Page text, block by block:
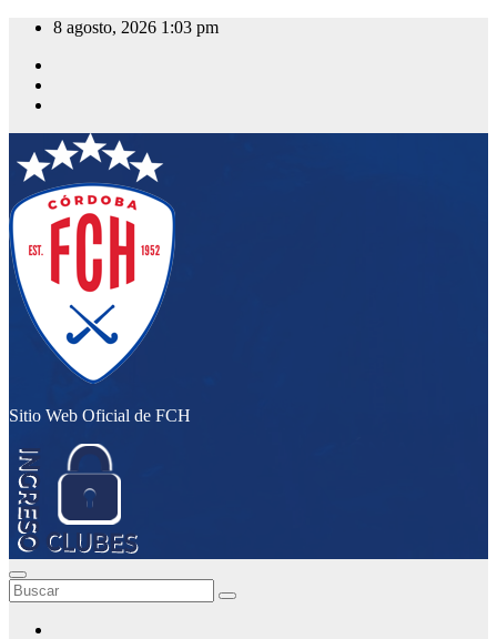
Saltar
contenido
8 agosto, 2026 1:03 pm
Sitio Web Oficial de FCH